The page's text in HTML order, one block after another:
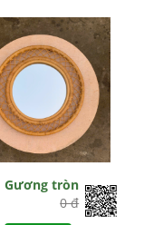
Gương tròn
0 đ